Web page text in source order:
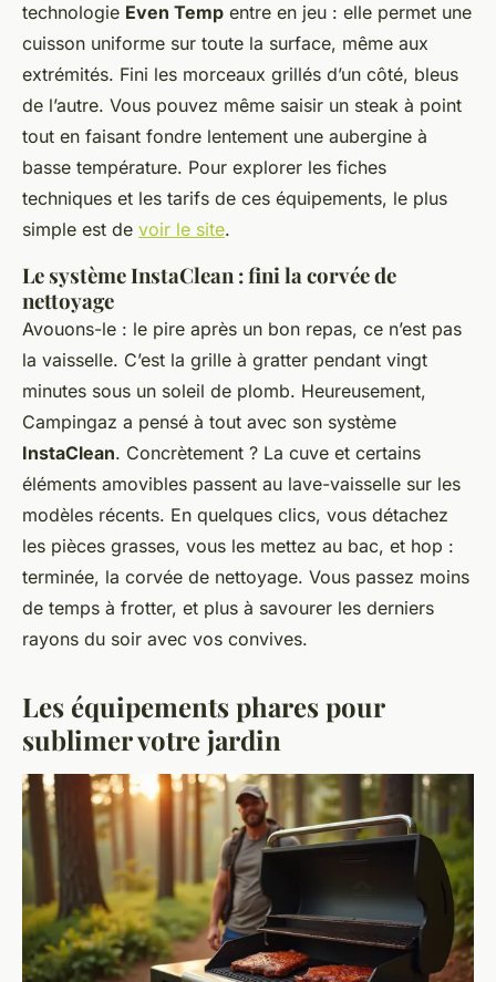
technologie Even Temp entre en jeu : elle permet une
cuisson uniforme sur toute la surface, même aux
extrémités. Fini les morceaux grillés d’un côté, bleus
de l’autre. Vous pouvez même saisir un steak à point
tout en faisant fondre lentement une aubergine à
basse température. Pour explorer les fiches
techniques et les tarifs de ces équipements, le plus
simple est de voir le site.
Le système InstaClean : fini la corvée de
nettoyage
Avouons-le : le pire après un bon repas, ce n’est pas
la vaisselle. C’est la grille à gratter pendant vingt
minutes sous un soleil de plomb. Heureusement,
Campingaz a pensé à tout avec son système
InstaClean. Concrètement ? La cuve et certains
éléments amovibles passent au lave-vaisselle sur les
modèles récents. En quelques clics, vous détachez
les pièces grasses, vous les mettez au bac, et hop :
terminée, la corvée de nettoyage. Vous passez moins
de temps à frotter, et plus à savourer les derniers
rayons du soir avec vos convives.
Les équipements phares pour
sublimer votre jardin